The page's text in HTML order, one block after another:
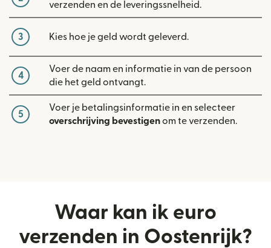
verzenden en de leveringssnelheid.
3 Kies hoe je geld wordt geleverd.
4
Voer de naam en informatie in van de persoon
die het geld ontvangt.
5
Voer je betalingsinformatie in en selecteer
overschrijving bevestigenom te verzenden.
Waar kan ik euro
verzenden in Oostenrijk?